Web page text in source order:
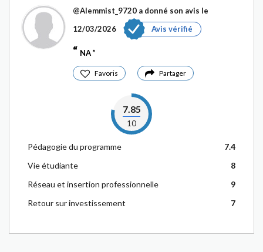
@Alemmist_9720 a donné son avis le
12/03/2026
Avis vérifié
NA
Favoris Partager
7.85
10
Pédagogie du programme
7.4
Vie étudiante
8
Réseau et insertion professionnelle
9
Retour sur investissement
7